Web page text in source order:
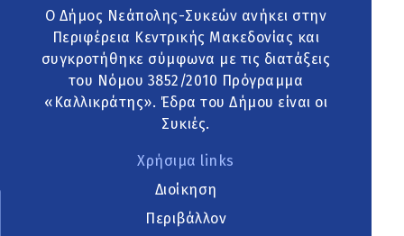
Ο Δήμος Νεάπολης-Συκεών ανήκει στην
Περιφέρεια Κεντρικής Μακεδονίας και
συγκροτήθηκε σύμφωνα με τις διατάξεις
του Νόμου 3852/2010 Πρόγραμμα
«Καλλικράτης». Έδρα του Δήμου είναι οι
Συκιές.
Χρήσιμα links
Διοίκηση
Περιβάλλον